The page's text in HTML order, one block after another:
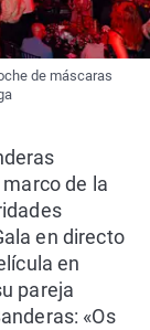
de máscaras
de la
en directo
en
pareja
«Os